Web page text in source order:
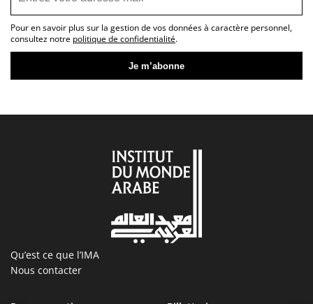
Pour en savoir plus sur la gestion de vos données à caractère personnel,
consultez notre politique de confidentialité.
Qu’est ce que l’IMA
Nous contacter